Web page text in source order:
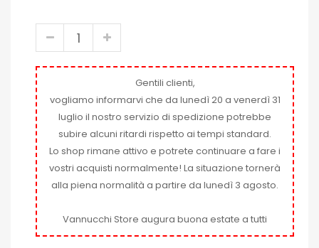
Gentili clienti,
vogliamo informarvi che da lunedì 20 a venerdì 31
luglio il nostro servizio di spedizione potrebbe
subire alcuni ritardi rispetto ai tempi standard.
Lo shop rimane attivo e potrete continuare a fare i
vostri acquisti normalmente! La situazione tornerà
alla piena normalità a partire da lunedì 3 agosto.
Vannucchi Store augura buona estate a tutti